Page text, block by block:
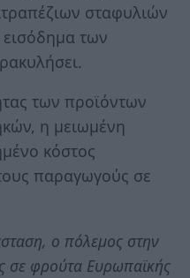
σταφυλιών
εισόδημα των
των προϊόντων
η μειωμένη
κόστος
παραγωγούς σε
ο πόλεμος στην
σε φρούτα Ευρωπαϊκής